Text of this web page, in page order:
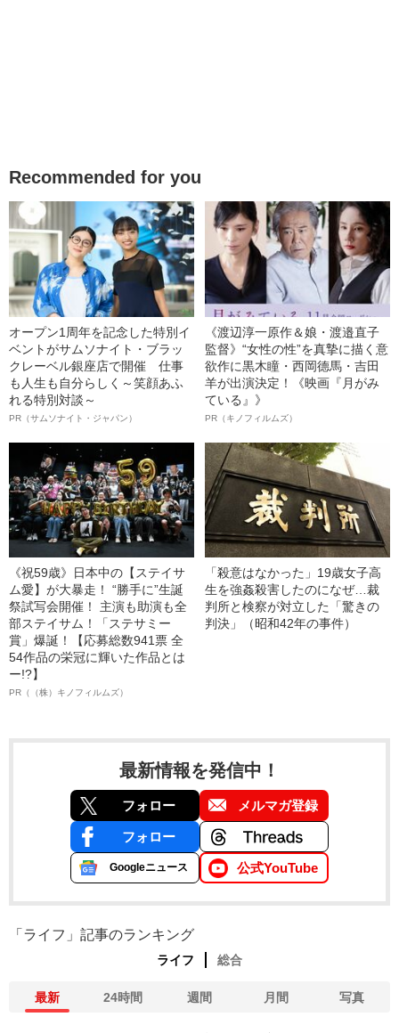
Recommended for you
オープン1周年を記念した特別イ
ベントがサムソナイト・ブラッ
クレーベル銀座店で開催 仕事
も人生も自分らしく～笑顔あふ
れる特別対談～
PR（サムソナイト・ジャパン）
《渡辺淳一原作＆娘・渡邉直子
監督》“女性の性”を真摯に描く意
欲作に黒木瞳・西岡德馬・吉田
羊が出演決定！《映画『月がみ
ている』》
PR（キノフィルムズ）
《祝59歳》日本中の【ステイサ
ム愛】が大暴走！ “勝手に”生誕
祭試写会開催！ 主演も助演も全
部ステイサム！「ステサミー
賞」爆誕！【応募総数941票 全
54作品の栄冠に輝いた作品とは
ー!?】
PR（（株）キノフィルムズ）
「殺意はなかった」19歳女子高
生を強姦殺害したのになぜ…裁
判所と検察が対立した「驚きの
判決」（昭和42年の事件）
最新情報を発信中！
フォロー メルマガ登録
フォロー
Googleニュース 公式YouTube
「ライフ」記事のランキング
ライフ 総合
最新 24時間 週間 月間 写真